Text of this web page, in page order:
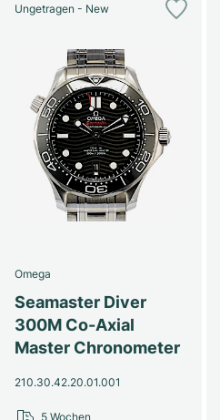
Ungetragen - New
Omega
Seamaster Diver
300M Co-Axial
Master Chronometer
210.30.42.20.01.001
5 Wochen